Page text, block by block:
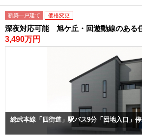
新築一戸建て 価格変更
深夜対応可能 旭ケ丘・回遊動線のある
3,490万円
総武本線「四街道」駅バス9分「団地入口」